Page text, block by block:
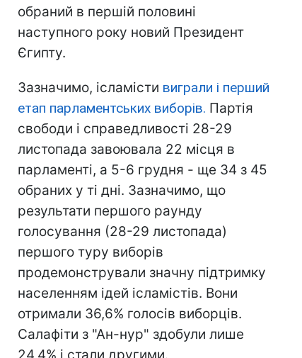
обраний в першій половині
наступного року новий Президент
Єгипту.
Зазначимо, ісламісти виграли і перший
етап парламентських виборів. Партія
свободи і справедливості 28-29
листопада завоювала 22 місця в
парламенті, а 5-6 грудня - ще 34 з 45
обраних у ті дні. Зазначимо, що
результати першого раунду
голосування (28-29 листопада)
першого туру виборів
продемонстрували значну підтримку
населенням ідей ісламістів. Вони
отримали 36,6% голосів виборців.
Салафіти з "Ан-нур" здобули лише